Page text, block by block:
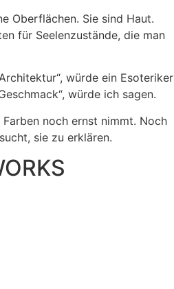
Oberflächen. Sie sind Haut.
für Seelenzustände, die man
würde ein Esoteriker
würde ich sagen.
noch ernst nimmt. Noch
sie zu erklären.